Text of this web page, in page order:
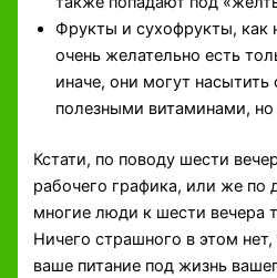
Фрукты и сухофрукты, как
очень желательно есть
иначе, они могут насытить
полезными витаминами,
Кстати, по поводу шести
рабочего графика, или же по
многие люди к шести вечера
Ничего страшного в этом
ваше питание под жизнь